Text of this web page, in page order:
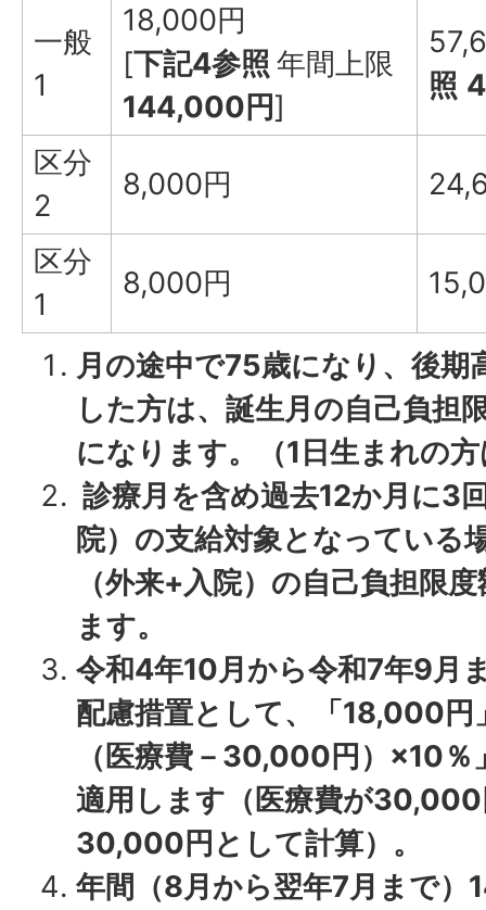
一般
1
18,000円
[下記4参照 年間上限
144,000円]
照
区分
2
8,000円
区分
1
8,000円
月の途中で75歳になり、後期
した方は、誕生月の自己負担
になります。（1日生まれの
診療月を含め過去12か月に3
院）の支給対象となっている
（外来+入院）の自己負担限
ます。
令和4年10月から令和7年9月
配慮措置として、「18,000
（医療費－30,000円）×10
適用します（医療費が
30,000円として計算）。
年間（8月から翌年7月まで